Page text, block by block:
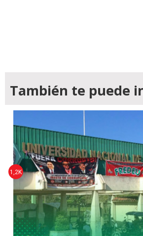
También te puede
1,2K